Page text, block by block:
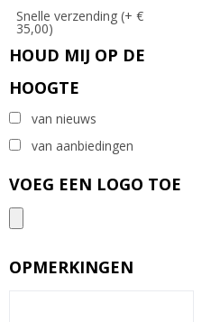
Snelle verzending (+ €
35,00)
HOUD MIJ OP DE
HOOGTE
van nieuws
van aanbiedingen
VOEG EEN LOGO TOE
OPMERKINGEN